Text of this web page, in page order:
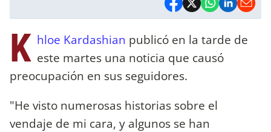
K hloe Kardashian publicó en la tarde de
este martes una noticia que causó
preocupación en sus seguidores.
"He visto numerosas historias sobre el
vendaje de mi cara, y algunos se han